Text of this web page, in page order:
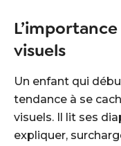
visuels
Un enfant qui
tendance à se
visuels. Il lit ses
expliquer,